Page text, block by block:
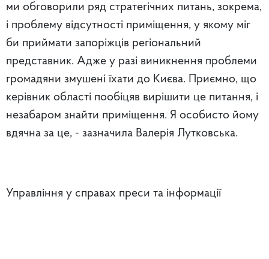
ми обговорили ряд стратегічних питань, зокрема,
і проблему відсутності приміщення, у якому міг
би приймати запоріжців регіональний
представник. Адже у разі виникнення проблеми
громадяни змушені їхати до Києва. Приємно, що
керівник області пообіцяв вирішити це питання, і
незабаром знайти приміщення. Я особисто йому
вдячна за це, - зазначила Валерія Лутковська.
Управління у справах преси та інформації